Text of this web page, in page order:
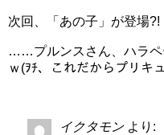
次回、「あの子」が登場?!
……プルンスさん、ハラペ
ｗ(ｦﾁ、これだからプリキ
イクタモン より: